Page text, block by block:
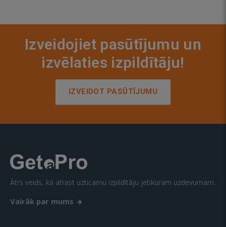
Izveidojiet pasūtījumu un
izvēlaties izpildītāju!
IZVEIDOT PASŪTĪJUMU
Ātrs veids, kā atrast uzticamu izpildītāju jebkuram uzdevumam.
Vairāk par mums